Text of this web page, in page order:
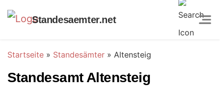
Standesaemter.net
Startseite » Standesämter » Altensteig
Standesamt Altensteig